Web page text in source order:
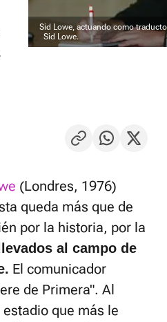
Sid Lowe, actuando como
Sid Lowe.
(Londres, 1976)
queda más que de
por la historia, por la
al campo de
El comunicador
de Primera". Al
que más le